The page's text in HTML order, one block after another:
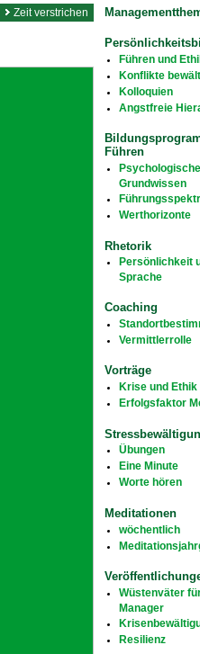
Zeit verstrichen
Führen und
Konflikte
Kolloquien
Angstfreie
Führen
Grundwissen
Werthorizonte
Rhetorik
Persönlichkeit
Sprache
Coaching
Vermittlerrolle
Vorträge
Krise und Ethik
Erfolgsfaktor
Übungen
Eine Minute
Worte hören
Meditationen
wöchentlich
Wüstenväter
Manager
Resilienz